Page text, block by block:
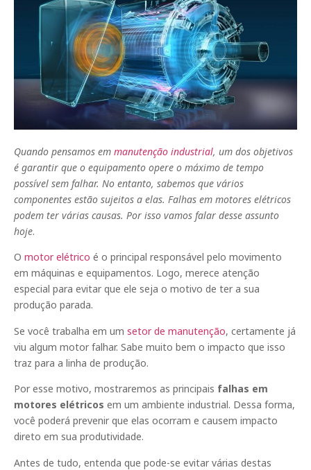
Quando pensamos em manutenção industrial, um dos objetivos
é garantir que o equipamento opere o máximo de tempo
possível sem falhar. No entanto, sabemos que vários
componentes estão sujeitos a elas. Falhas em motores elétricos
podem ter várias causas. Por isso vamos falar desse assunto
hoje.
O motor elétrico é o principal responsável pelo movimento
em máquinas e equipamentos. Logo, merece atenção
especial para evitar que ele seja o motivo de ter a sua
produção parada.
Se você trabalha em um setor de manutenção, certamente já
viu algum motor falhar. Sabe muito bem o impacto que isso
traz para a linha de produção.
Por esse motivo, mostraremos as principais falhas em
motores elétricos em um ambiente industrial. Dessa forma,
você poderá prevenir que elas ocorram e causem impacto
direto em sua produtividade.
Antes de tudo, entenda que pode-se evitar várias destas